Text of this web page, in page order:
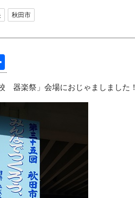
秋田市
有
器楽祭」会場におじゃましました！